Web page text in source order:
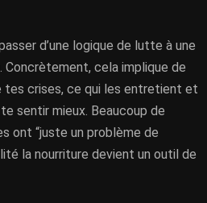
d’une logique de lutte à une
cela implique de
tes crises, ce qui les entretient et
sentir mieux. Beaucoup de
ont “juste un problème de
la nourriture devient un outil de